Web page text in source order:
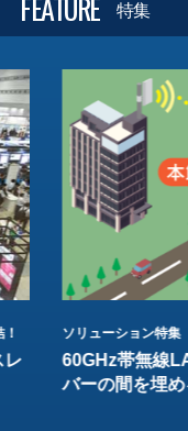
特集
レ
ソリューション特集
60GHz帯無線
バーの間を埋